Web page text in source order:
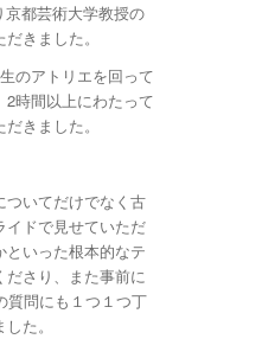
都芸術大学教授の
きました。
のアトリエを回って
時間以上にわたって
きました。
ついてだけでなく古
イドで見せていただ
といった根本的なテ
ださり、また事前に
質問にも１つ１つ丁
た。